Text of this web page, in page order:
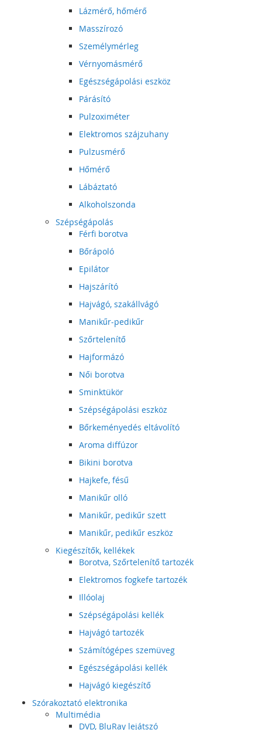
Lázmérő, hőmérő
Masszírozó
Személymérleg
Vérnyomásmérő
Egészségápolási eszköz
Párásító
Pulzoximéter
Elektromos szájzuhany
Pulzusmérő
Hőmérő
Lábáztató
Alkoholszonda
Szépségápolás
Férfi borotva
Bőrápoló
Epilátor
Hajszárító
Hajvágó, szakállvágó
Manikűr-pedikűr
Szőrtelenítő
Hajformázó
Női borotva
Sminktükör
Szépségápolási eszköz
Bőrkeményedés eltávolító
Aroma diffúzor
Bikini borotva
Hajkefe, fésű
Manikűr olló
Manikűr, pedikűr szett
Manikűr, pedikűr eszköz
Kiegészítők, kellékek
Borotva, Szőrtelenítő tartozék
Elektromos fogkefe tartozék
Illóolaj
Szépségápolási kellék
Hajvágó tartozék
Számítógépes szemüveg
Egészségápolási kellék
Hajvágó kiegészítő
Szórakoztató elektronika
Multimédia
DVD, BluRay lejátszó